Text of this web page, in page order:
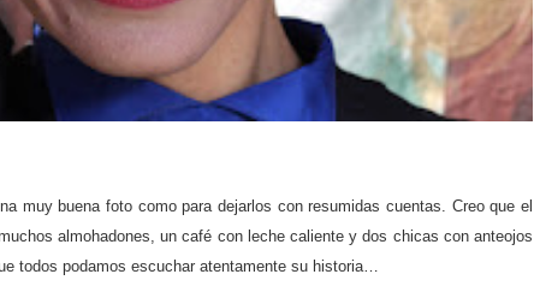
muy buena foto como para dejarlos con resumidas cuentas. Creo que el
almohadones, un café con leche caliente y dos chicas con anteojos
todos podamos escuchar atentamente su historia…